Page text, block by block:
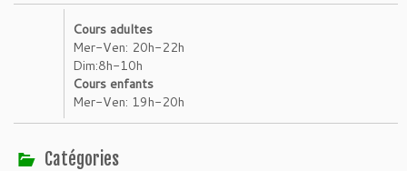
Cours adultes
Mer-Ven: 20h-22h
Dim:8h-10h
Cours enfants
Mer-Ven: 19h-20h
Catégories